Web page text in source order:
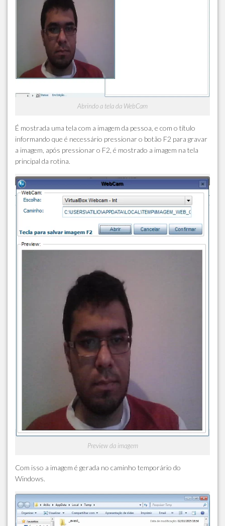
Abrindo a tela da WebCam
É mostrada uma tela com a imagem da pessoa, e com o título
informando que é necessário pressionar o botão F2 para gravar
a imagem, após pressionar o F2, é mostrado a imagem na tela
principal da rotina.
Preview da imagem
Com isso a imagem é gerada no caminho temporário do
Windows.